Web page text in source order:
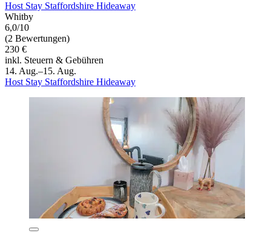
Host Stay Staffordshire Hideaway
Whitby
6,0/10
(2 Bewertungen)
230 €
inkl. Steuern & Gebühren
14. Aug.–15. Aug.
Host Stay Staffordshire Hideaway